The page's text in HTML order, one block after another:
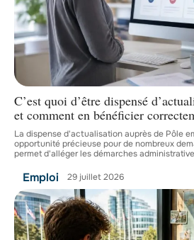
C’est quoi d’être dispensé
et comment en bénéficier
La dispense d'actualisation auprès de Pôle
opportunité précieuse pour de nombreux
permet d'alléger les démarches
Emploi 29 juillet 2026